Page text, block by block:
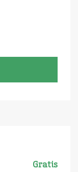
Gratis